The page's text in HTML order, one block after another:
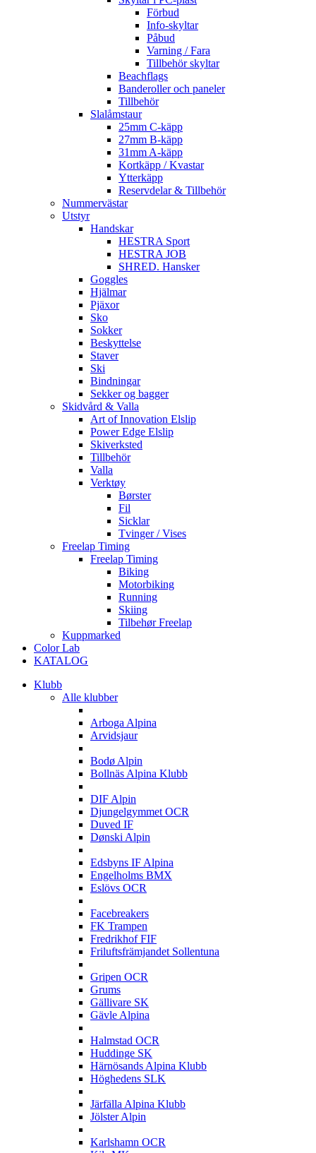
Förbud
Info-skyltar
Påbud
Varning / Fara
Tillbehör skyltar
Beachflags
Banderoller och paneler
Tillbehör
Slalåmstaur
25mm C-käpp
27mm B-käpp
31mm A-käpp
Kortkäpp / Kvastar
Ytterkäpp
Reservdelar & Tillbehör
Nummervästar
Utstyr
Handskar
HESTRA Sport
HESTRA JOB
SHRED. Hansker
Goggles
Hjälmar
Pjäxor
Sko
Sokker
Beskyttelse
Staver
Ski
Bindningar
Sekker og bagger
Skidvård & Valla
Art of Innovation Elslip
Power Edge Elslip
Skiverksted
Tillbehör
Valla
Verktøy
Børster
Fil
Sicklar
Tvinger / Vises
Freelap Timing
Freelap Timing
Biking
Motorbiking
Running
Skiing
Tilbehør Freelap
Kuppmarked
Color Lab
KATALOG
Klubb
Alle klubber
Arboga Alpina
Arvidsjaur
Bodø Alpin
Bollnäs Alpina Klubb
DIF Alpin
Djungelgymmet OCR
Duved IF
Dønski Alpin
Edsbyns IF Alpina
Engelholms BMX
Eslövs OCR
Facebreakers
FK Trampen
Fredrikhof FIF
Friluftsfrämjandet Sollentuna
Gripen OCR
Grums
Gällivare SK
Gävle Alpina
Halmstad OCR
Huddinge SK
Härnösands Alpina Klubb
Höghedens SLK
Järfälla Alpina Klubb
Jölster Alpin
Karlshamn OCR